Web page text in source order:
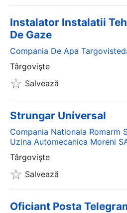
Instalator Instalatii
De Gaze
Compania De Apa
Târgovişte
Salvează
Strungar Universal
Compania Nationala Romarm
Uzina Automecanica Moreni
Târgovişte
Salvează
Oficiant Posta